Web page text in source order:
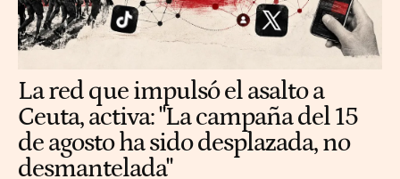
La red que impulsó el asalto a
Ceuta, activa: "La campaña del 15
de agosto ha sido desplazada, no
desmantelada"